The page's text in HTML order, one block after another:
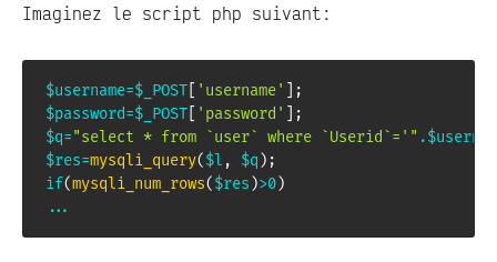
Imaginez le script php suivant:
$username=$_POST[ 'username' ] ;
$password=$_POST[ 'password' ] ;
$q="select * from `user` where `Userid`='" .
$res=mysqli_query($l , $q) ;
if(mysqli_num_rows($res)>0)
...